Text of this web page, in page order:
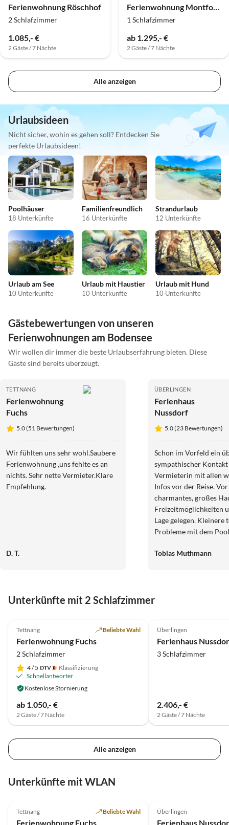
Ferienwohnung Röschhof
2 Schlafzimmer
1.085,- €
2 Gäste / 7 Nächte
1 Schlafzimmer
ab 1.295,- €
2 Gäste / 7 Nächte
Alle anzeigen
Urlaubsideen
Nicht sicher, wohin es gehen soll? Entdecken Sie
perfekte Urlaubsideen!
Poolhäuser
18 Unterkünfte
Familienfreundlich
16 Unterkünfte
Strandurlaub
12 Unterkünfte
Urlaub am See
10 Unterkünfte
Urlaub mit Haustier
10 Unterkünfte
Urlaub mit Hund
10 Unterkünfte
Gästebewertungen von unseren
Ferienwohnungen am Bodensee
Wir wollen dir immer die beste Urlaubserfahrung bieten. Diese
Gäste sind bereits überzeugt.
TETTNANG
Ferienwohnung
Fuchs
5.0 (51 Bewertungen)
Wir fühlten uns sehr wohl.Saubere
Ferienwohnung ,uns fehlte es an
nichts. Sehr nette Vermieter.Klare
Empfehlung.
D. T.
ÜBERLINGEN
Ferienhaus
Nussdorf
5.0 (23 Bewertungen)
Schon im Vorfeld ein
sympathischer
Vermieterin mit allen
Infos vor der Reise.
charmantes, großes
Freizeitmöglichkeiten
Lage gelegen. Kleinere
Probleme mit dem
unseren Urlaub
Überlingen
Tobias Muthmann
Unterkünfte mit 2 Schlafzimmer
Tettnang Beliebte Wahl
Ferienwohnung Fuchs
2 Schlafzimmer
4/ 5
Klassifizierung
Schnellantworter
Kostenlose Stornierung
ab 1.050,- €
2 Gäste / 7 Nächte
Überlingen
Ferienhaus
3 Schlafzimmer
2.406,- €
2 Gäste / 7 Nächte
Alle anzeigen
Unterkünfte mit WLAN
Tettnang Beliebte Wahl
Ferienwohnung Fuchs
Überlingen
Ferienhaus